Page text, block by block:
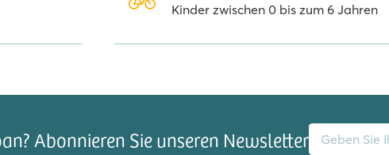
Kinder zwischen 0 bis zum 6 Jahren
Abonnieren Sie unseren Newsletter
E-Mail-Adresse